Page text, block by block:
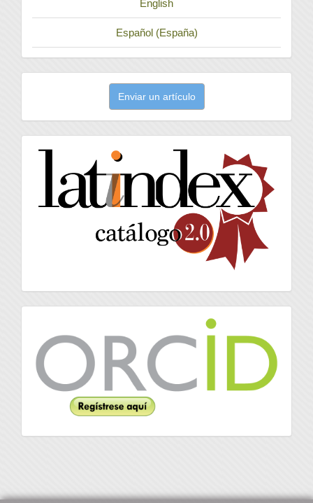
English
Español (España)
artículo
Enviar un artículo
latindex